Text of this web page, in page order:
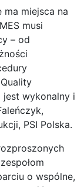
miejsca na
musi
– od
jest wykonalny i
PSI Polska.
o wspólne,